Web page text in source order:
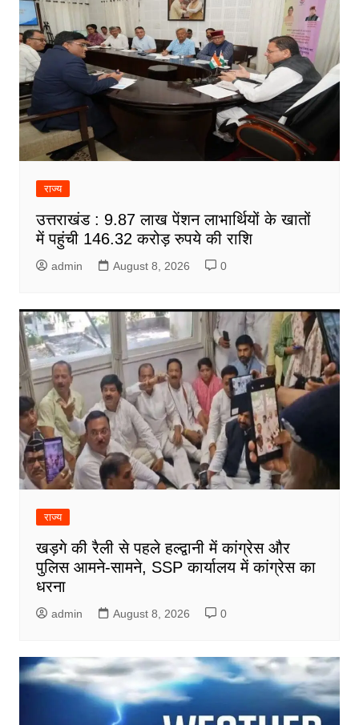
राज्य
उत्तराखंड : 9.87 लाख पेंशन लाभार्थियों के खातों
में पहुंची 146.32 करोड़ रुपये की राशि
admin August 8, 2026 0
राज्य
खड़गे की रैली से पहले हल्द्वानी में कांग्रेस और
पुलिस आमने-सामने, SSP कार्यालय में कांग्रेस का
धरना
admin August 8, 2026 0